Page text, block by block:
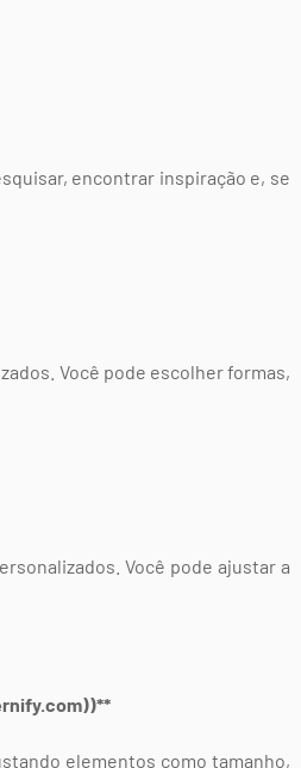
encontrar inspiração e, se
Você pode escolher formas,
Você pode ajustar a
elementos como tamanho,